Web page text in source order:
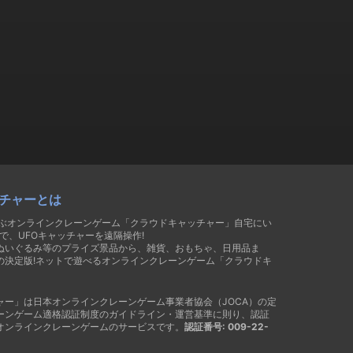
ャーとは
オンラインクレーンゲーム「クラウドキャッチャー」自宅にい
、UFOキャッチャーを遠隔操作!
いぐるみ等のプライズ景品から、雑貨、おもちゃ、日用品ま
決定版!ネットで遊べるオンラインクレーンゲーム「クラウドキ
ー」は日本オンラインクレーンゲーム事業者協会（JOCA）の定
ンゲーム適格認証制度のガイドライン・運営基準に則り、認証
ラインクレーンゲームのサービスです。 認証番号: 009-22-